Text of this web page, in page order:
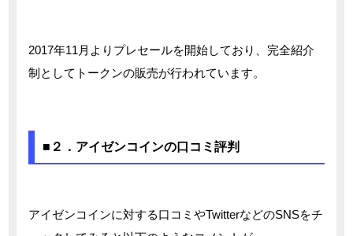
2017年11月よりプレセールを開始しており、完全紹介
制としてトークンの販売が行われています。
■２．アイゼンコインの口コミ評判
アイゼンコインに対する口コミやTwitterなどのSNSをチ